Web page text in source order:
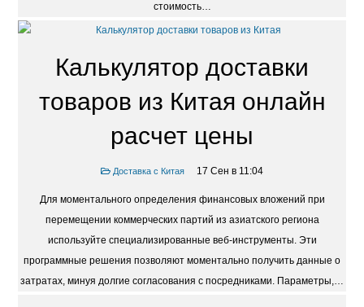
стоимость…
Калькулятор доставки
товаров из Китая онлайн
расчет цены
Доставка с Китая 17 Сен в 11:04
Для моментального определения финансовых вложений при
перемещении коммерческих партий из азиатского региона
используйте специализированные веб-инструменты. Эти
программные решения позволяют моментально получить данные о
затратах, минуя долгие согласования с посредниками. Параметры,…